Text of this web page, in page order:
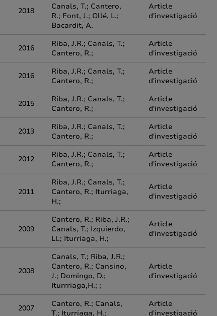
2018
Canals, T.; Cantero,
R.; Font, J.; Ollé, L.;
Bacardit, A.
Article
d'investigació
2016
Riba, J.R.; Canals, T.;
Cantero, R.;
Article
d'investigació
2016
Riba, J.R.; Canals, T.;
Cantero, R.;
Article
d'investigació
2015
Riba, J.R.; Canals, T.;
Cantero, R.;
Article
d'investigació
2013
Riba, J.R.; Canals, T.;
Cantero, R.;
Article
d'investigació
2012
Riba, J.R.; Canals, T.;
Cantero, R.;
Article
d'investigació
2011
Riba, J.R.; Canals, T.;
Cantero, R.; Iturriaga,
H.;
Article
d'investigació
2009
Cantero, R.; Riba, J.R.;
Canals, T.; Izquierdo,
Ll.; Iturriaga, H.;
Article
d'investigació
2008
Canals, T.; Riba, J.R.;
Cantero, R.; Cansino,
J.; Domingo, D.;
Iturrriaga,H.; ;
Article
d'investigació
2007
Cantero, R.; Canals,
T.; Iturriaga, H.;
Article
d'investigació